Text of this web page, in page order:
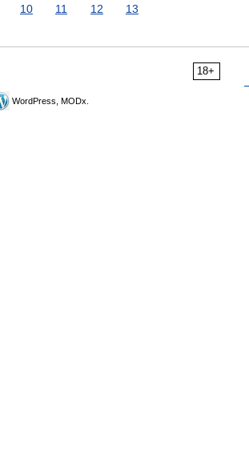
10 11 12 13
18+
WordPress, MODx.